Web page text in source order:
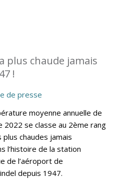
plus chaude jamais
!
de presse
moyenne annuelle de
2022 se classe au 2ème rang
chaudes jamais
l’histoire de la station
de l’aéroport de
depuis 1947.